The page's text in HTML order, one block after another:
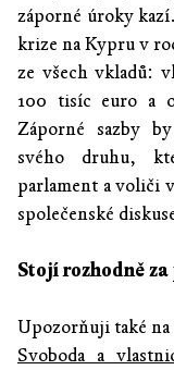
záporné úroky
krize na Kypru v
ze všech vkladů:
100 tisíc euro a
Záporné sazby
svého druhu,
parlament a voliči
společenské
Stojí rozhodně
Upozorňuji také
Svoboda a